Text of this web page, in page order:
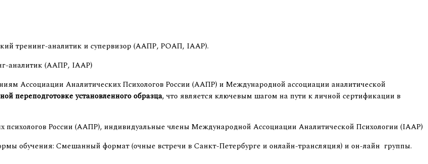
тренинг-аналитик и супервизор (ААПР, РОАП, IAAP).
аналитик (ААПР, IAAP)
Ассоциации Аналитических Психологов России (ААПР) и Международной ассоциации аналитической
переподготовке установленного образца, что является ключевым шагом на пути к личной сертификации в
психологов России (ААПР), индивидуальные члены Международной Ассоциации Аналитической Психологии (IAAP)
обучения: Смешанный формат (очные встречи в Санкт-Петербурге и онлайн-трансляция) и он-лайн группы.